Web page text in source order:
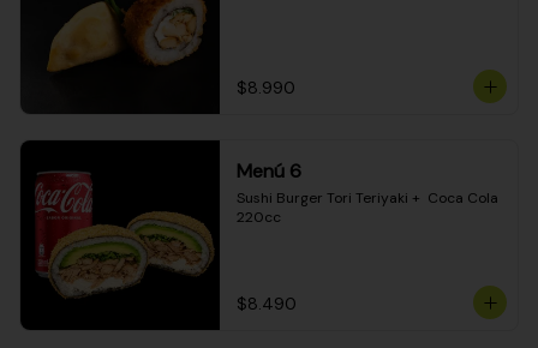
$8.990
Menú 6
Sushi Burger Tori Teriyaki +  Coca Cola
220cc
$8.490